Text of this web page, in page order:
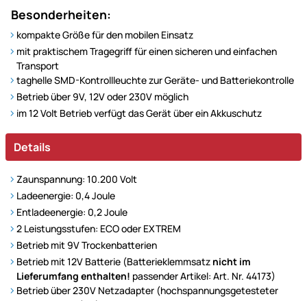
Besonderheiten:
kompakte Größe für den mobilen Einsatz
mit praktischem Tragegriff für einen sicheren und einfachen
Transport
taghelle SMD-Kontrollleuchte zur Geräte- und Batteriekontrolle
Betrieb über 9V, 12V oder 230V möglich
im 12 Volt Betrieb verfügt das Gerät über ein Akkuschutz
Details
Zaunspannung: 10.200 Volt
Ladeenergie: 0,4 Joule
Entladeenergie: 0,2 Joule
2 Leistungsstufen: ECO oder EXTREM
Betrieb mit 9V Trockenbatterien
Betrieb mit 12V Batterie (Batterieklemmsatz nicht im
Lieferumfang enthalten! passender Artikel: Art. Nr. 44173)
Betrieb über 230V Netzadapter (hochspannungsgetesteter